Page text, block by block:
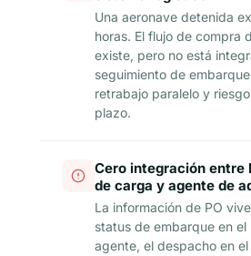
Una aeronave detenida
horas. El flujo de compra
existe, pero no está
seguimiento de
retrabajo paralelo y
plazo.
Cero integración entre
de carga y agente de
La información de PO
status de embarque en
agente, el despacho en